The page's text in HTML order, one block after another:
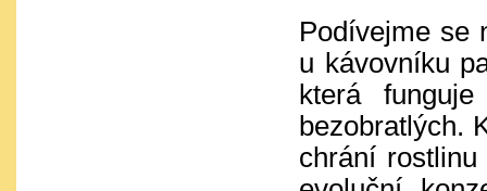
Podívejme se
u kávovníku
která
bezobratlých.
chrání